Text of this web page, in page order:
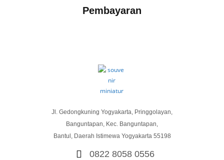
Pembayaran
Jl. Gedongkuning Yogyakarta, Pringgolayan,
Banguntapan, Kec. Banguntapan,
Bantul, Daerah Istimewa Yogyakarta 55198
0822 8058 0556